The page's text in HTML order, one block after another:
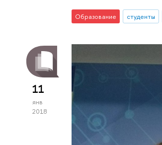
Образование студенты
11
янв
2018